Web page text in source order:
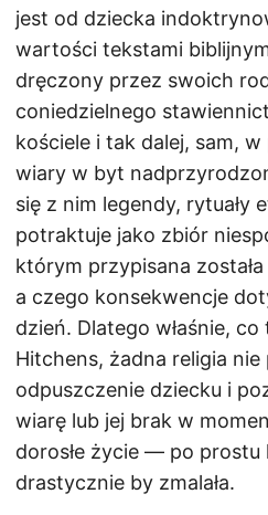
jest od dziecka
wartości tekstami
dręczony przez swoich
coniedzielnego
kościele i tak dalej, sam, w
wiary w byt
się z nim legendy, rytuały
potraktuje jako zbiór
którym przypisana
a czego konsekwencje
dzień. Dlatego właśnie,
Hitchens, żadna religia
odpuszczenie dziecku i
wiarę lub jej brak w
dorosłe życie — po prostu
drastycznie by zmalała.